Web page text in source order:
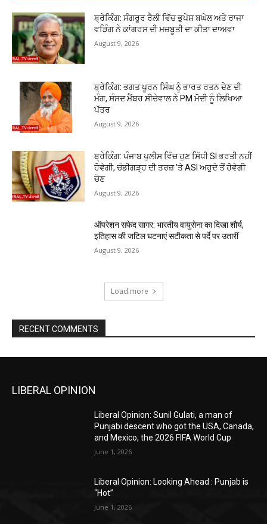
ਬ੍ਰੇਕਿੰਗ: ਸੰਗਰੂਰ ਰੈਲੀ ਵਿੱਚ ਭੁਪੇਸ਼ ਬਘੇਲ ਅਤੇ ਰਾਜਾ
ਵੜਿੰਗ ਨੇ ਕਾਂਗਰਸ ਦੀ ਮਜ਼ਬੂਤੀ ਦਾ ਕੀਤਾ ਦਾਅਵਾ
August 9, 2026
ਬ੍ਰੇਕਿੰਗ: ਭਗਤ ਪੂਰਨ ਸਿੰਘ ਨੂੰ ਭਾਰਤ ਰਤਨ ਦੇਣ ਦੀ
ਮੰਗ, ਸੰਸਦ ਮੈਂਬਰ ਸੀਚੇਵਾਲ ਨੇ PM ਮੋਦੀ ਨੂੰ ਲਿਖਿਆ
ਪੱਤਰ
August 9, 2026
ਬ੍ਰੇਕਿੰਗ: ਪੰਜਾਬ ਪੁਲੀਸ ਵਿੱਚ ਹੁਣ ਸਿੱਧੀ SI ਭਰਤੀ ਨਹੀਂ
ਹੋਵੇਗੀ, ਚੰਡੀਗੜ੍ਹ ਦੀ ਤਰਜ਼ ’ਤੇ ASI ਅਹੁਦੇ ਤੋਂ ਹੋਵੇਗੀ
ਚੋਣ
August 9, 2026
ऑपरेशन सफेद सागर: भारतीय वायुसेना का दिखा शौर्य,
इतिहास की जटिल घटनाएं सटीकता से पर्दे पर उतारीं
August 9, 2026
Load more
RECENT COMMENTS
LIBERAL OPINION
Liberal Opinion: Sunil Gulati, a man of
Punjabi descent who got the USA, Canada,
and Mexico, the 2026 FIFA World Cup
June 1, 2026
Liberal Opinion: Looking Ahead : Punjab is
“Hot”
June 1, 2026